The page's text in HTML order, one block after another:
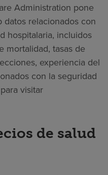
Administration pone
relacionados con
hospitalaria, incluidos
mortalidad, tasas de
experiencia del
con la seguridad
visitar
de salud